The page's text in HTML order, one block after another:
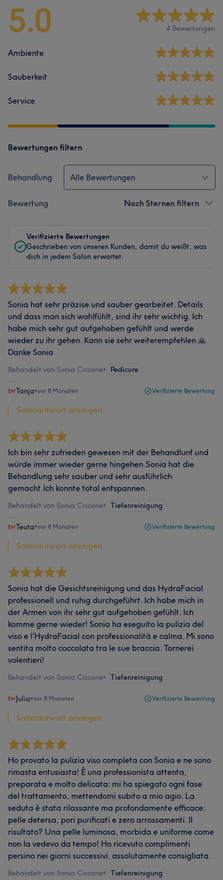
5.0 4 Bewertungen
Ambiente
Sauberkeit
Service
Bewertungen filtern
Behandlung Alle Bewertungen
Bewertung Nach Sternen filtern
Verifizierte Bewertungen
Geschrieben von unseren Kunden, damit du weißt, was
dich in jedem Salon erwartet.
Sonia hat sehr präzise und sauber gearbeitet. Details
und dass man sich wohlfühlt, sind ihr sehr wichtig. Ich
habe mich sehr gut aufgehoben gefühlt und werde
wieder zu ihr gehen. Kann sie sehr weiterempfehlen 🙏
Danke Sonia
Behandelt von Sonia Ciccone• Pedicure
Tanja•vor 8 Monaten Verifizierte Bewertung
Salonantwort anzeigen
Ich bin sehr zufrieden gewesen mit der Behandlunf und
würde immer wieder gerne hingehen.Sonia hat die
Behandlung sehr sauber und sehr ausführlich
gemacht.Ich konnte total entspannen.
Behandelt von Sonia Ciccone• Tiefenreinigung
Teuta•vor 8 Monaten Verifizierte Bewertung
Salonantwort anzeigen
Sonia hat die Gesichtsreinigung und das HydraFacial
professionell und ruhig durchgeführt. Ich habe mich in
der Armen von ihr sehr gut aufgehoben gefühlt. Ich
komme gerne wieder! Sonia ha eseguito la pulizia del
viso e l'HydraFacial con professionalità e calma. Mi sono
sentita molto coccolata tra le sue braccia. Tornerei
volentieri!
Behandelt von Sonia Ciccone• Tiefenreinigung
Julia•vor 8 Monaten Verifizierte Bewertung
Salonantwort anzeigen
Ho provato la pulizia viso completa con Sonia e ne sono
rimasta entusiasta! È una professionista attenta,
preparata e molto delicata: mi ha spiegato ogni fase
del trattamento, mettendomi subito a mio agio. La
seduta è stata rilassante ma profondamente efficace:
pelle detersa, pori purificati e zero arrossamenti. Il
risultato? Una pelle luminosa, morbida e uniforme come
non la vedevo da tempo! Ho ricevuto complimenti
persino nei giorni successivi. assolutamente consigliata.
Behandelt von Sonia Ciccone• Tiefenreinigung